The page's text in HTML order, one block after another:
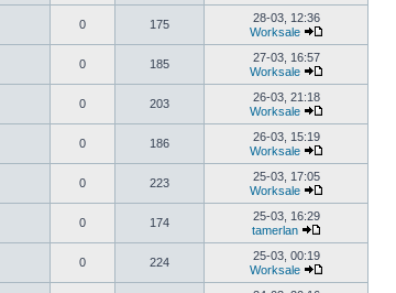
0 175
28-03, 12:36
Worksale
0 185
27-03, 16:57
Worksale
0 203
26-03, 21:18
Worksale
0 186
26-03, 15:19
Worksale
0 223
25-03, 17:05
Worksale
0 174
25-03, 16:29
tamerlan
0 224
25-03, 00:19
Worksale